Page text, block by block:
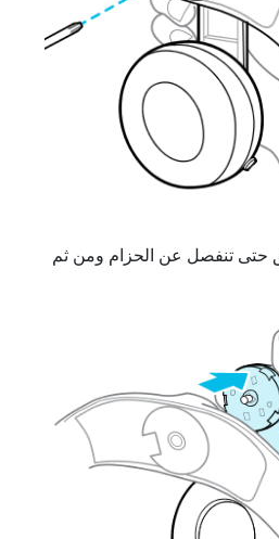
تنفصل عن الحزام ومن ثم